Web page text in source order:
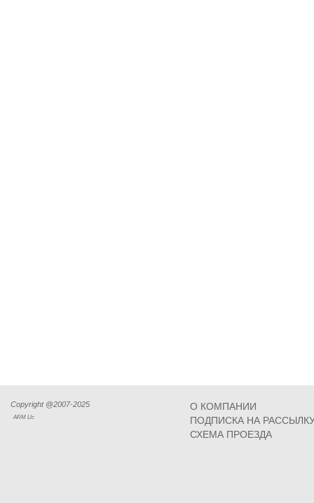
Copyright @2007-2025
ARM Llc
О КОМПАНИИ
ПОДПИСКА НА
СХЕМА ПРОЕЗДА